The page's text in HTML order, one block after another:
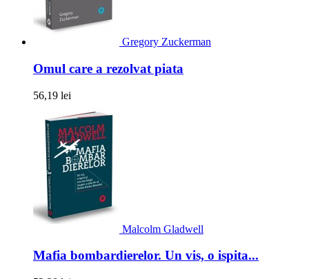
Gregory Zuckerman
Omul care a rezolvat piata
56,19 lei
Malcolm Gladwell
Mafia bombardierelor. Un vis, o ispita...